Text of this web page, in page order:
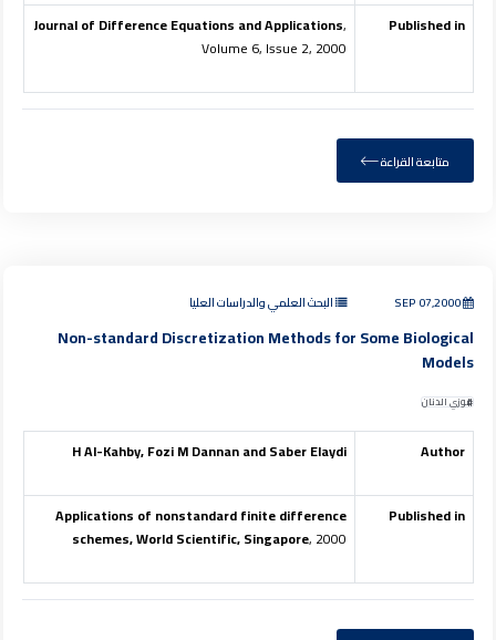
Published in
Journal of Difference Equations and Applications,
Volume 6, Issue 2, 2000
متابعة القراءة
SEP 07,2000 البحث العلمي والدراسات العليا
Non-standard Discretization Methods for Some Biological
Models
فوزي الدنان
Author
H Al-Kahby, Fozi M Dannan and Saber Elaydi
Published in
Applications of nonstandard finite difference
schemes, World Scientific, Singapore, 2000